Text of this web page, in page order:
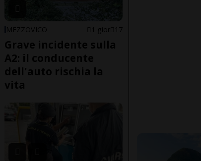
MEZZOVICO 1 gior 17
Grave incidente sulla
A2: il conducente
dell'auto rischia la
vita